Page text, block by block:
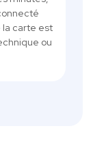
la carte est
ou